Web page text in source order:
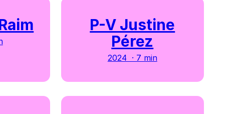
P-V Justine
Pérez
2024 · 7 min